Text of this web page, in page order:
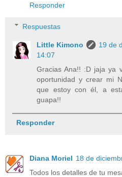
Responder
Respuestas
Little Kimono
19 de
14:07
Gracias Ana!! :D jaja ya
oportunidad y crear mi
que estoy con él, a
guapa!!
Responder
Diana Moriel 18 de
Todos los detalles de tu